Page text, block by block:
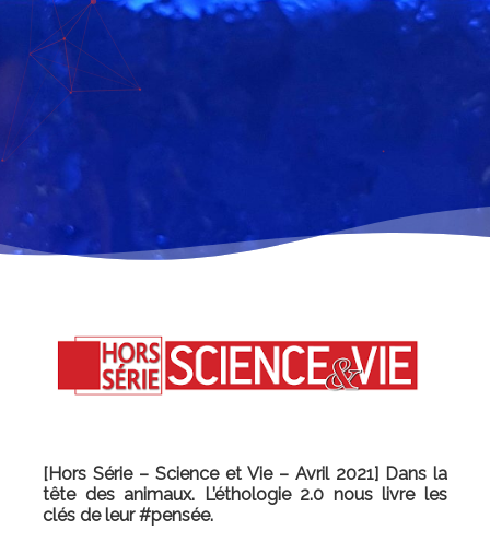
[Hors Série – Science et Vie – Avril 2021] Dans la
tête des animaux. L’éthologie 2.0 nous livre les
clés de leur #pensée.